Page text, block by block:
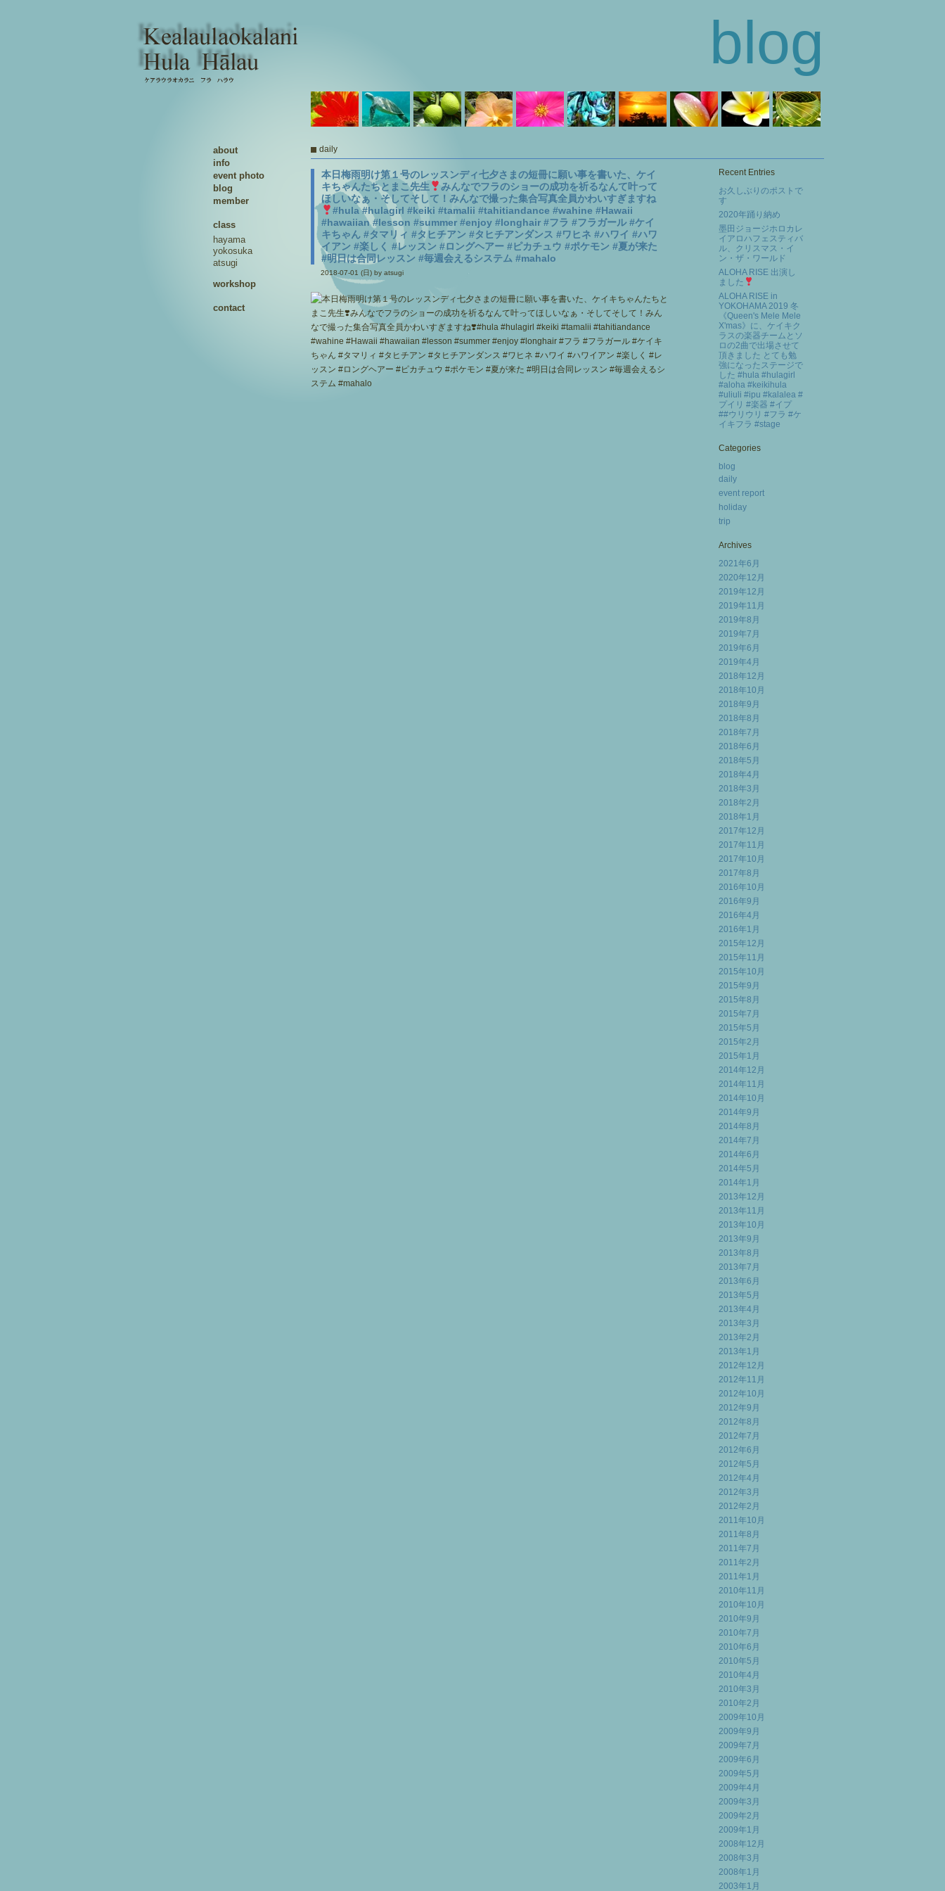
blog
daily
Recent Entries
お久しぶりのポストで
す
2020年踊り納め
墨田ジョージホロカレ
イアロハフェスティバ
ル、クリスマス・イ
ン・ザ・ワールド
ALOHA RISE 出演し
ました
ALOHA RISE in
YOKOHAMA 2019 冬
《Queen's Mele Mele
X'mas》に、ケイキク
ラスの楽器チームとソ
ロの2曲で出場させて
頂きました とても勉
強になったステージで
した #hula #hulagirl
#aloha #keikihula
#uliuli #ipu #kalalea #
プイリ #楽器 #イプ
##ウリウリ #フラ #ケ
イキフラ #stage
Categories
blog
daily
event report
holiday
trip
Archives
2021年6月
2020年12月
2019年12月
2019年11月
2019年8月
2019年7月
2019年6月
2019年4月
2018年12月
2018年10月
2018年9月
2018年8月
2018年7月
2018年6月
2018年5月
2018年4月
2018年3月
2018年2月
2018年1月
2017年12月
2017年11月
2017年10月
2017年8月
2016年10月
2016年9月
2016年4月
2016年1月
2015年12月
2015年11月
2015年10月
2015年9月
2015年8月
2015年7月
2015年5月
2015年2月
2015年1月
2014年12月
2014年11月
2014年10月
2014年9月
2014年8月
2014年7月
2014年6月
2014年5月
2014年1月
2013年12月
2013年11月
2013年10月
2013年9月
2013年8月
2013年7月
2013年6月
2013年5月
2013年4月
2013年3月
2013年2月
2013年1月
2012年12月
2012年11月
2012年10月
2012年9月
2012年8月
2012年7月
2012年6月
2012年5月
2012年4月
2012年3月
2012年2月
2011年10月
2011年8月
2011年7月
2011年2月
2011年1月
2010年11月
2010年10月
2010年9月
2010年7月
2010年6月
2010年5月
2010年4月
2010年3月
2010年2月
2009年10月
2009年9月
2009年7月
2009年6月
2009年5月
2009年4月
2009年3月
2009年2月
2009年1月
2008年12月
2008年3月
2008年1月
2003年1月
本日梅雨明け第１号のレッスンディ七夕さまの短冊に願い事を書いた、ケイ
キちゃんたちとまこ先生
みんなでフラのショーの成功を祈るなんて叶って
ほしいなぁ・そしてそして！みんなで撮った集合写真全員かわいすぎますね
#hula #hulagirl #keiki #tamalii #tahitiandance #wahine #Hawaii
#hawaiian #lesson #summer #enjoy #longhair #フラ #フラガール #ケイ
キちゃん #タマリィ #タヒチアン #タヒチアンダンス #ワヒネ #ハワイ #ハワ
イアン #楽しく #レッスン #ロングヘアー #ピカチュウ #ポケモン #夏が来た
#明日は合同レッスン #毎週会えるシステム #mahalo
2018-07-01 (日) by atsugi
about
info
event photo
blog
member
class
hayama
yokosuka
atsugi
workshop
contact